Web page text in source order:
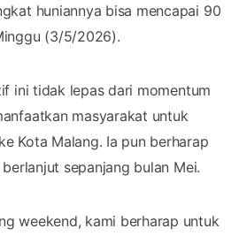
huniannya bisa mencapai 90
(3/5/2026).
ini tidak lepas dari momentum
masyarakat untuk
Kota Malang. Ia pun berharap
sepanjang bulan Mei.
weekend, kami berharap untuk